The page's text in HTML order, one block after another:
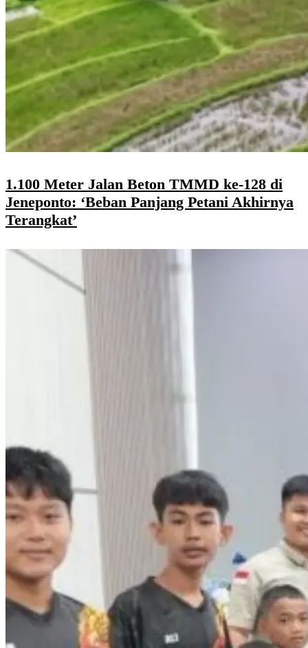
1.100 Meter Jalan Beton TMMD ke-128 di
Jeneponto: ‘Beban Panjang Petani Akhirnya
Terangkat’